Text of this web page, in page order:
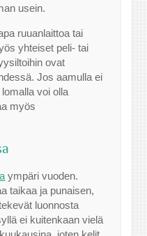
usein.
ruuanlaittoa tai
yhteiset peli- tai
ovat
Jos aamulla ei
voi olla
myös
ympäri vuoden.
taikaa ja punaisen,
luonnosta
ei kuitenkaan vielä